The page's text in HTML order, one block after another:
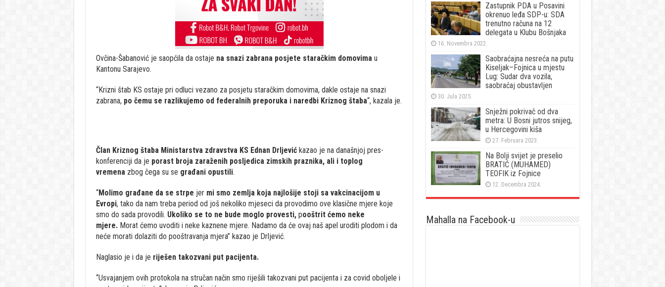
Ovčina-Šabanović je saopćila da ostaje na snazi zabrana posjete staračkim domovimau
Kantonu Sarajevo.
“Krizni štab KS ostaje pri odluci vezano za posjetu staračkim domovima, dakle ostaje na snazi
zabrana, po čemu se razlikujemo od federalnih preporuka i naredbi Kriznog štaba“, kazala je.
Član Kriznog štaba Ministarstva zdravstva KS Ednan Drljevićkazao je na današnjoj pres-
konferenciji da je porast broja zaraženih posljedica zimskih praznika, ali i toplog
vremenazbog čega su se građani opustili.
“Molimo građane da se strpe jer mi smo zemlja koja najlošije stoji sa vakcinacijom u
Evropi, tako da nam treba period od još nekoliko mjeseci da provodimo ove klasične mjere koje
smo do sada provodili. Ukoliko se to ne bude moglo provesti,pooštrit ćemo neke
mjere.Morat ćemo uvoditi i neke kaznene mjere. Nadamo da će ovaj naš apel uroditi plodom i da
neće morati dolaziti do pooštravanja mjera” kazao je Drljević.
Naglasio je i da je riješen takozvani put pacijenta.
“Usvajanjem ovih protokola na stručan način smo riješili takozvani put pacijenta i za covid oboljele i
Zastupnik PDA u Posavini
okrenuo leđa SDP-u: SDA
trenutno računa na 12
delegata u Klubu Bošnjaka
16. Novembra 2022.
Saobraćajna nesreća na putu
Kiseljak–Fojnica u mjestu
Lug: Sudar dva vozila,
saobraćaj obustavljen
30. Jula 2025.
Snježni pokrivač od dva
metra: U Bosni jutros snijeg,
u Hercegovini kiša
27. Februara 2023.
Na Bolji svijet je preselio
BRATIĆ (MUHAMED)
TEOFIK iz Fojnice
12. Decembra 2024.
Mahalla na Facebook-u